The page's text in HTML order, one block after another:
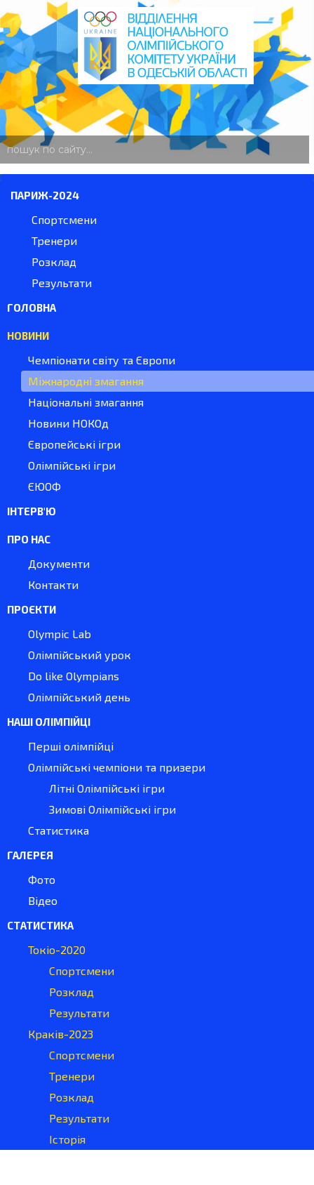
пошук
по
ПАРИЖ-2024
Спортсмени
Тренери
Розклад
Результати
ГОЛОВНА
НОВИНИ
Чемпіонати світу та Європи
Міжнародні змагання
Національні змагання
Новини НОКОд
Європейські ігри
Олімпійські ігри
ЄЮОФ
ІНТЕРВ'Ю
ПРО НАС
Документи
Контакти
ПРОЄКТИ
Olympic Lab
Олімпійський урок
Do like Olympians
Олімпійський день
НАШІ ОЛІМПІЙЦІ
Перші олімпійці
Олімпійські чемпіони та призери
Літні Олімпійські ігри
Зимові Олімпійські ігри
Статистика
ГАЛЕРЕЯ
Фото
Відео
СТАТИСТИКА
Токіо-2020
Спортсмени
Розклад
Результати
Краків-2023
Спортсмени
Тренери
Розклад
Результати
Історія